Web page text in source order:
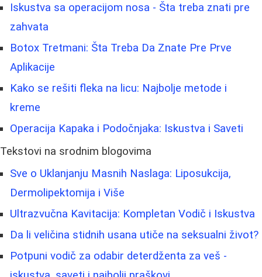
Iskustva sa operacijom nosa - Šta treba znati pre
zahvata
Botox Tretmani: Šta Treba Da Znate Pre Prve
Aplikacije
Kako se rešiti fleka na licu: Najbolje metode i
kreme
Operacija Kapaka i Podočnjaka: Iskustva i Saveti
Tekstovi na srodnim blogovima
Sve o Uklanjanju Masnih Naslaga: Liposukcija,
Dermolipektomija i Više
Ultrazvučna Kavitacija: Kompletan Vodič i Iskustva
Da li veličina stidnih usana utiče na seksualni život?
Potpuni vodič za odabir deterdženta za veš -